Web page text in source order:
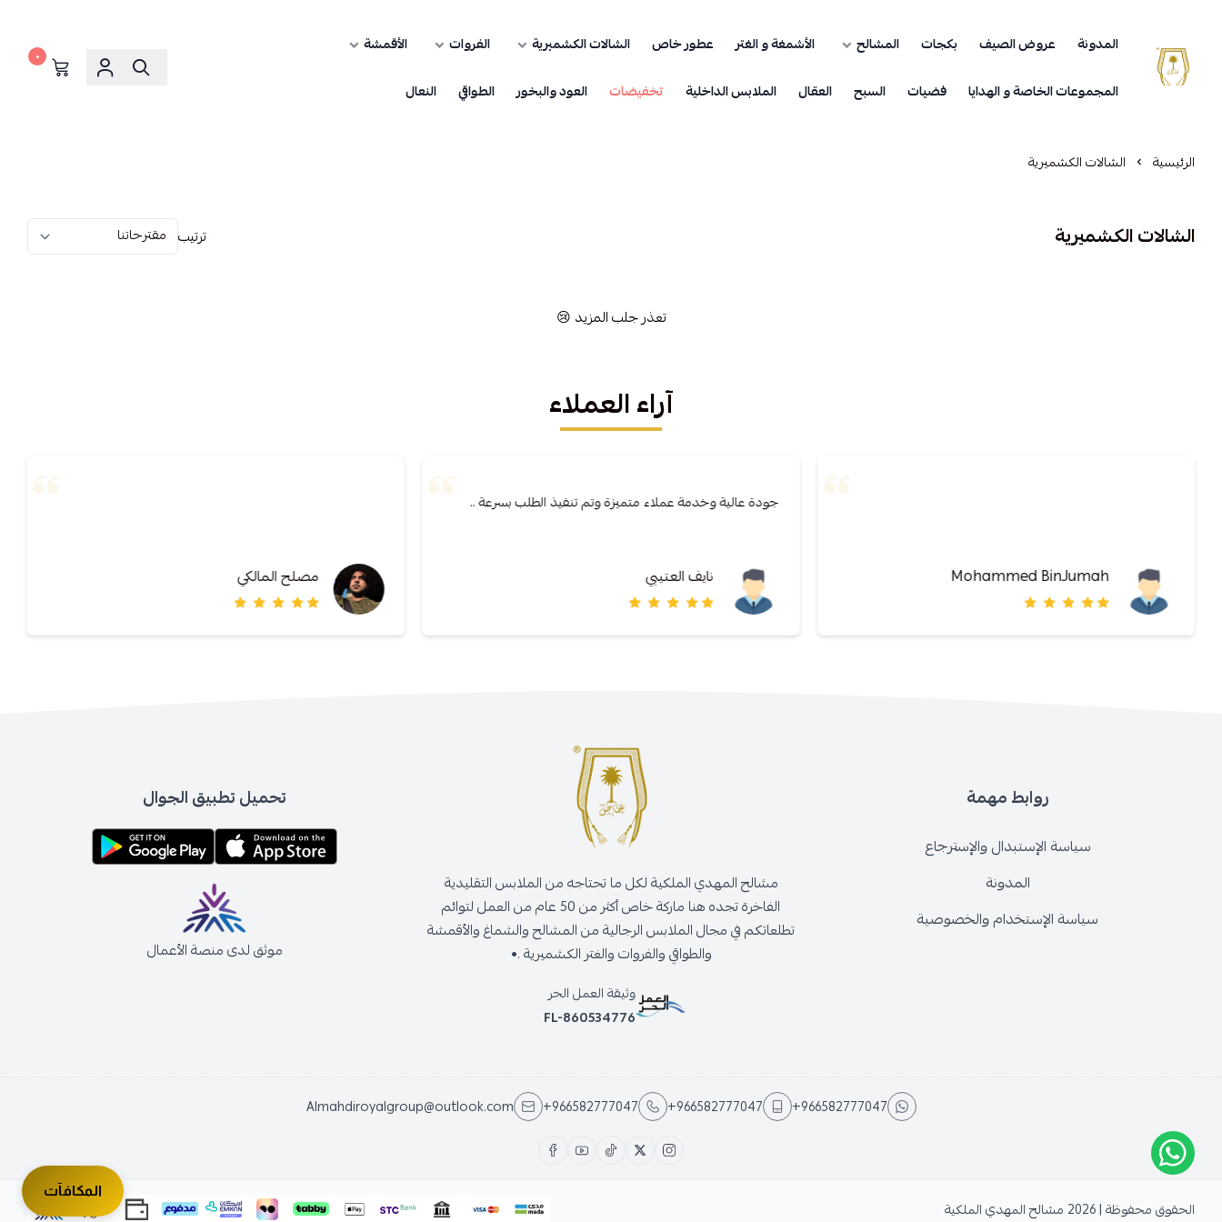
مشالح المهدي الملكية
المدونة عروض الصيف بكجات المشالح الأشمغة و الغتر عطور خاص الشالات الكشميرية الفروات
الأقمشة
المجموعات الخاصة و الهدايا
فضيات السبح العقال الملابس الداخلية تخفيضات العود والبخور الطواقي النعال
٠
الرئيسية الشالات الكشميرية
الشالات الكشميرية ترتيب
تعذر جلب المزيد 😢
آراء العملاء
Mohammed BinJumah
جودة عالية وخدمة عملاء متميزة وتم تنفيذ الطلب بسرعة ..
نايف العتيبي مصلح المالكي
روابط مهمة
سياسة الإستبدال والإسترجاع
المدونة
سياسة الإستخدام والخصوصية
مشالح المهدي الملكية لكل ما تحتاجه من الملابس التقليدية
الفاخرة تجده هنا ماركة خاص أكثر من 50 عام من العمل لتوائم
تطلعاتكم في مجال الملابس الرجالية من المشالح والشماغ والأقمشة
والطواقي والفروات والغتر الكشميرية .•
وثيقة العمل الحر
FL-860534776
تحميل تطبيق الجوال
موثق لدى منصة الأعمال
+966582777047
+966582777047
+966582777047
Almahdiroyalgroup@outlook.com
الحقوق محفوظة | 2026 مشالح المهدي الملكية
المكافآت